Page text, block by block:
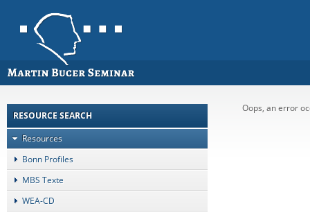
RESOURCE SEARCH
Resources
Bonn Profiles
MBS Texte
WEA-CD
Oops, an error